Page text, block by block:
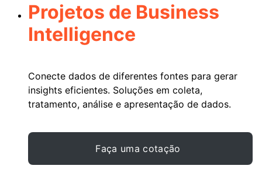
Projetos de Business
Intelligence
Conecte dados de diferentes fontes para gerar
insights eficientes. Soluções em coleta,
tratamento, análise e apresentação de dados.
Faça uma cotação